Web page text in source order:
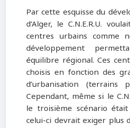
Par cette esquisse du
d’Alger, le C.N.E.R.U.
centres urbains comme
développement
équilibre régional. Ces
choisis en fonction des
d’urbanisation (terrains
Cependant, même si le
le troisième scénario
celui-ci devrait exiger plus